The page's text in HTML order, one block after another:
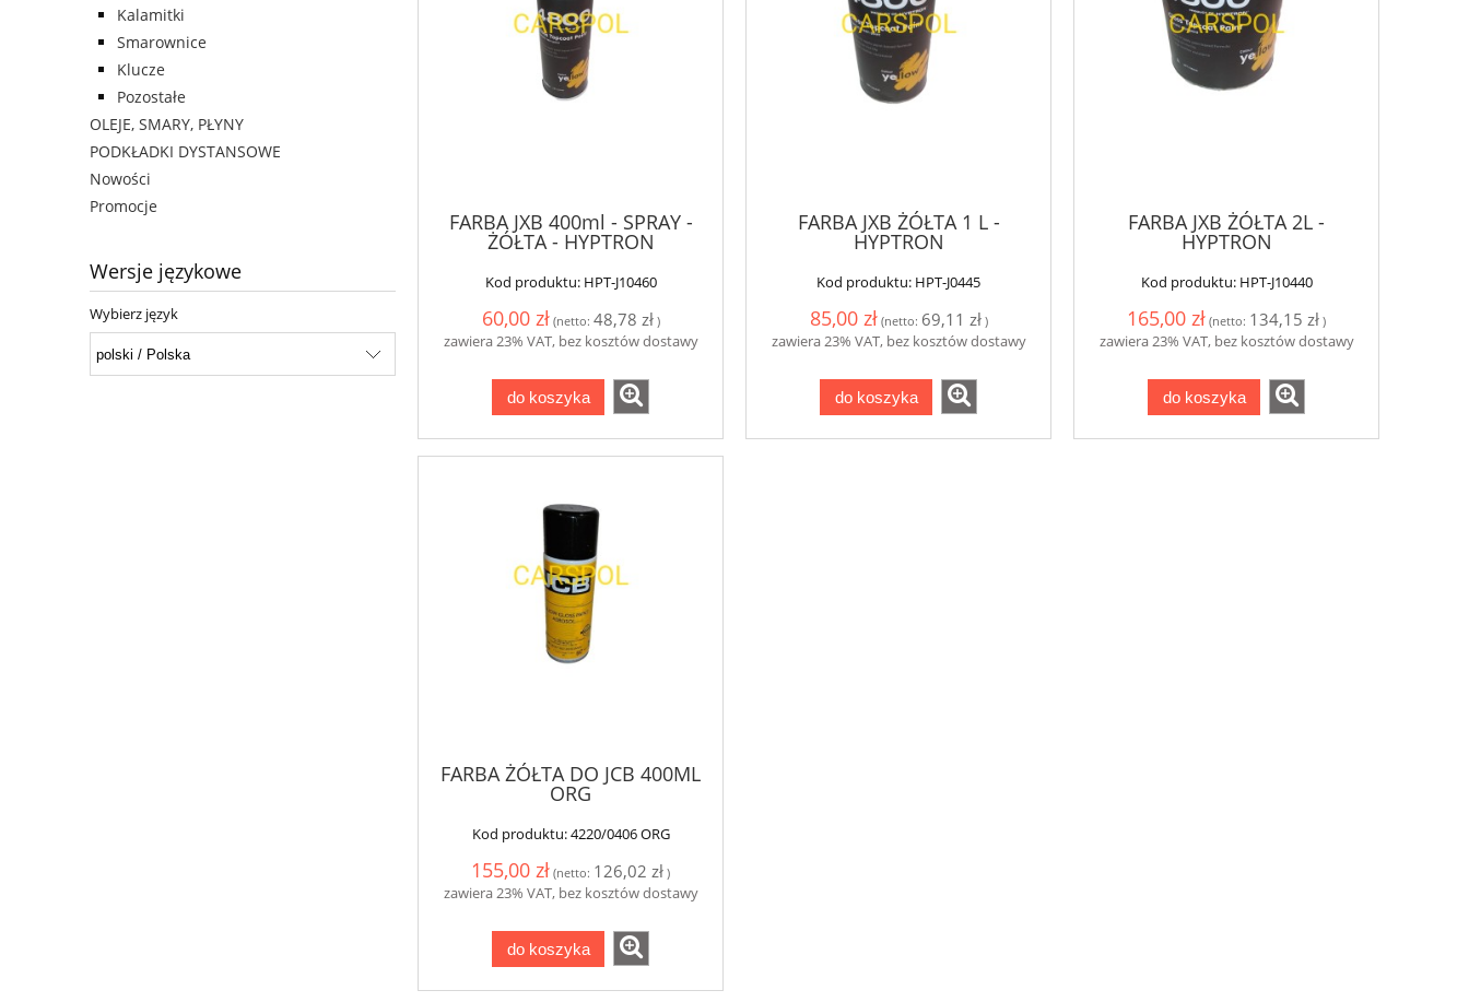
Kalamitki
Smarownice
Klucze
Pozostałe
OLEJE, SMARY, PŁYNY
PODKŁADKI DYSTANSOWE
Nowości
Promocje
Wersje językowe
Wybierz język
FARBA JXB 400ml - SPRAY -
ŻÓŁTA - HYPTRON
Kod produktu: HPT-J10460
60,00 zł (netto: 48,78 zł)
zawiera 23% VAT, bez kosztów dostawy
do koszyka
FARBA JXB ŻÓŁTA 1 L -
HYPTRON
Kod produktu: HPT-J0445
85,00 zł (netto: 69,11 zł)
zawiera 23% VAT, bez kosztów dostawy
do koszyka
FARBA JXB ŻÓŁTA 2L -
HYPTRON
Kod produktu: HPT-J10440
165,00 zł (netto: 134,15 zł )
zawiera 23% VAT, bez kosztów dostawy
do koszyka
FARBA ŻÓŁTA DO JCB 400ML
ORG
Kod produktu:4220/0406 ORG
155,00 zł (netto: 126,02 zł )
zawiera 23% VAT, bez kosztów dostawy
do koszyka